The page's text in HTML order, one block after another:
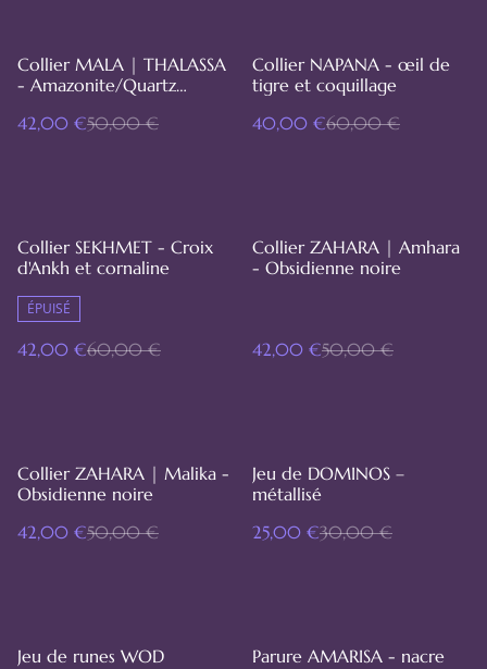
%
Collier MALA | THALASSA
- Amazonite/Quartz
42,00 €50,00 €
%
Collier NAPANA - œil de
tigre et coquillage
40,00 €60,00 €
%
Collier SEKHMET - Croix
d'Ankh et cornaline
ÉPUISÉ
42,00 €60,00 €
%
Collier ZAHARA | Amhara
- Obsidienne noire
42,00 €50,00 €
%
Collier ZAHARA | Malika -
Obsidienne noire
42,00 €50,00 €
%
Jeu de DOMINOS –
métallisé
25,00 €30,00 €
%
Jeu de runes WOD
Parure AMARISA - nacre